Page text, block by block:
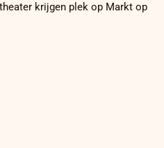
krijgen plek op Markt op